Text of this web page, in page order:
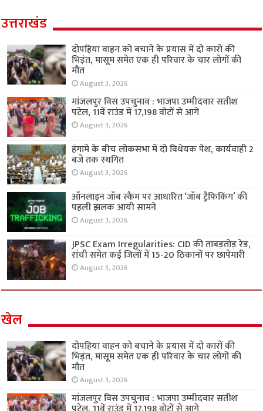
उत्तराखंड
दोपहिया वाहन को बचाने के प्रयास में दो कारों की
भिड़ंत, मासूम समेत एक ही परिवार के चार लोगों की
मौत
August 3, 2026
मांजलपुर विस उपचुनाव : भाजपा उम्मीदवार सतीश
पटेल, 11वें राउंड में 17,198 वोटों से आगे
August 3, 2026
हंगामे के बीच लोकसभा में दो विधेयक पेश, कार्यवाही 2
बजे तक स्थगित
August 3, 2026
ऑनलाइन जॉब स्कैम पर आधारित ‘जॉब ट्रैफिकिंग’ की
पहली झलक आयी सामने
August 3, 2026
JPSC Exam Irregularities: CID की ताबड़तोड़ रेड,
रांची समेत कई जिलों में 15-20 ठिकानों पर छापेमारी
August 3, 2026
खेल
दोपहिया वाहन को बचाने के प्रयास में दो कारों की
भिड़ंत, मासूम समेत एक ही परिवार के चार लोगों की
मौत
August 3, 2026
मांजलपुर विस उपचुनाव : भाजपा उम्मीदवार सतीश